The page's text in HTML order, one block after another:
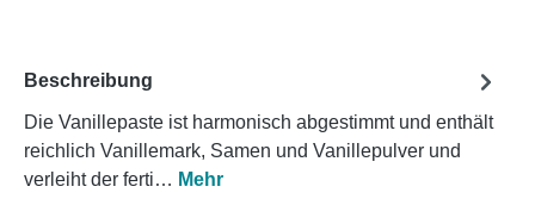
Beschreibung
Die Vanillepaste ist harmonisch abgestimmt und enthält
reichlich Vanillemark, Samen und Vanillepulver und
verleiht der ferti… Mehr